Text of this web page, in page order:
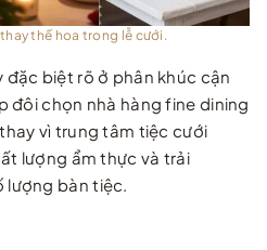
thế hoa trong lễ cưới.
đặc biệt rõ ở phân khúc cận
đôi chọn nhà hàng fine dining
vì trung tâm tiệc cưới
lượng ẩm thực và trải
lượng bàn tiệc.